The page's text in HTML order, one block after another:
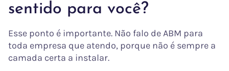
sentido para você?
Esse ponto é importante. Não falo de ABM para
toda empresa que atendo, porque não é sempre a
camada certa a instalar.